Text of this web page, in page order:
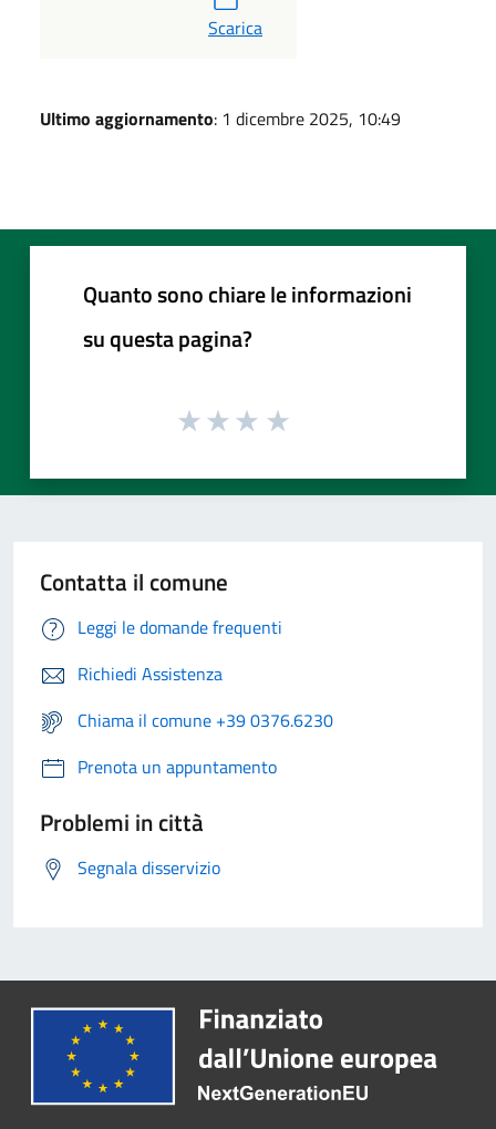
PDF
Scarica
Ultimo aggiornamento: 1 dicembre 2025, 10:49
Quanto sono chiare le informazioni
su questa pagina?
Contatta il comune
Leggi le domande frequenti
Richiedi Assistenza
Chiama il comune +39 0376.6230
Prenota un appuntamento
Problemi in città
Segnala disservizio